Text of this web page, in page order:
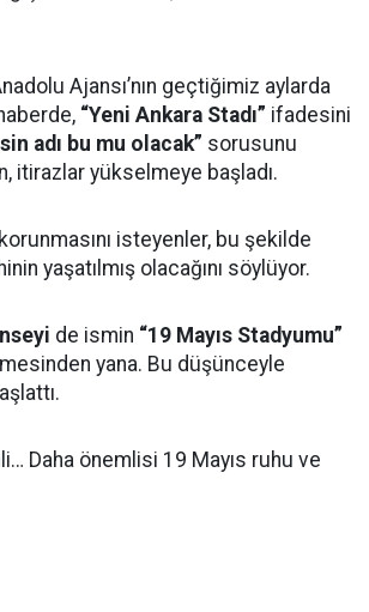
Ajansı’nın geçtiğimiz aylarda
“Yeni Ankara Stadı” ifadesini
adı bu mu olacak” sorusunu
itirazlar yükselmeye başladı.
korunmasını isteyenler, bu şekilde
yaşatılmış olacağını söylüyor.
de ismin “19 Mayıs Stadyumu”
yana. Bu düşünceyle
Daha önemlisi 19 Mayıs ruhu ve